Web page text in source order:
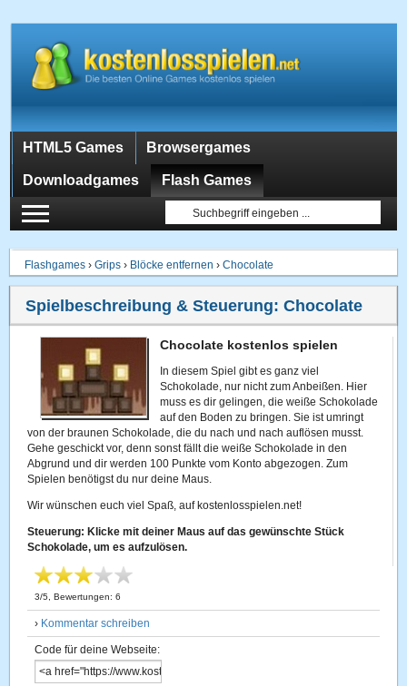
HTML5 Games Browsergames
Downloadgames Flash Games
Flashgames ›Grips › Blöcke entfernen ›Chocolate
Spielbeschreibung & Steuerung:Chocolate
Chocolate kostenlos spielen
In diesem Spiel gibt es ganz viel
Schokolade, nur nicht zum Anbeißen. Hier
muss es dir gelingen, die weiße Schokolade
auf den Boden zu bringen. Sie ist umringt
von der braunen Schokolade, die du nach und nach auflösen musst.
Gehe geschickt vor, denn sonst fällt die weiße Schokolade in den
Abgrund und dir werden 100 Punkte vom Konto abgezogen. Zum
Spielen benötigst du nur deine Maus.
Wir wünschen euch viel Spaß, auf kostenlosspielen.net!
Steuerung: Klicke mit deiner Maus auf das gewünschte Stück
Schokolade, um es aufzulösen.
3/5 , Bewertungen:6
› Kommentar schreiben
Code für deine Webseite: